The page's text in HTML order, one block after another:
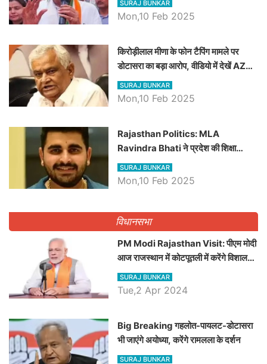
SURAJ BUNKAR
Mon,10 Feb 2025
किरोड़ीलाल मीणा के फोन टैपिंग मामले पर
डोटासरा का बड़ा आरोप, वीडियो में देखें AZ
बड़ी खबरें
SURAJ BUNKAR
Mon,10 Feb 2025
Rajasthan Politics: MLA
Ravindra Bhati ने प्रदेश की शिक्षा
व्यवस्था पर उठाए सवाल, Madan
Dilawar पर हमला करते हुए गिनवाये खाली
SURAJ BUNKAR
Mon,10 Feb 2025
विधानसभा
PM Modi Rajasthan Visit: पीएम मोदी
आज राजस्थान में कोटपूतली में करेंगे विशाल
रैली, एक सभा से 8 सीटों पर साधेगें निशाना
SURAJ BUNKAR
Tue,2 Apr 2024
Big Breaking गहलोत-पायलट-डोटासरा
भी जाएंगे अयोध्या, करेंगे रामलला के दर्शन
SURAJ BUNKAR